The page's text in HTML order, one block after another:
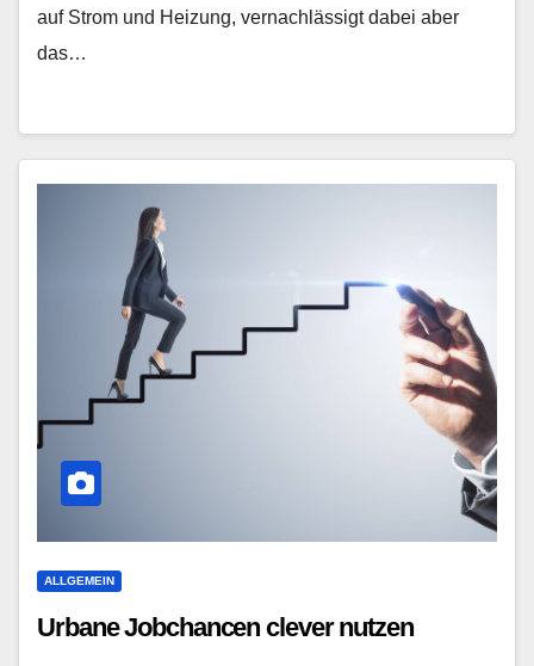
auf Strom und Heizung, vernachlässigt dabei aber
das…
ALLGEMEIN
Urbane Jobchancen clever nutzen